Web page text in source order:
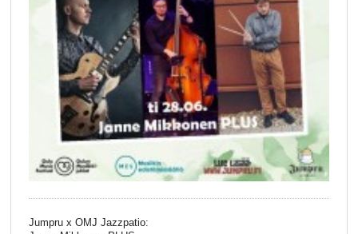
Jumpru x OMJ Jazzpatio: